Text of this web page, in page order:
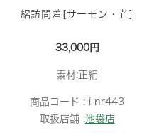
絽訪問着[サーモン・芒]
33,000円
素材:正絹
商品コード : i-nr443
取扱店舗 :池袋店